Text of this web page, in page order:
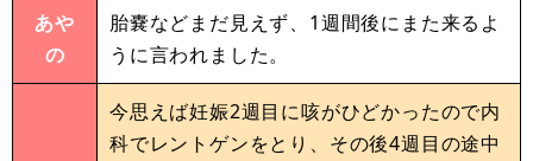
あや
の
胎嚢などまだ見えず、1週間後にまた来るよ
うに言われました。
今思えば妊娠2週目に咳がひどかったので内
科でレントゲンをとり、その後4週目の途中